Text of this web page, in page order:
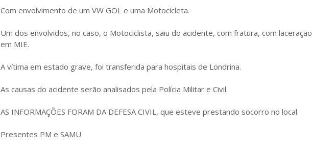
Com envolvimento de um VW GOL e uma Motocicleta.
Um dos envolvidos, no caso, o Motociclista, saiu do acidente, com fratura, com laceração
em MIE.
A vítima em estado grave, foi transferida para hospitais de Londrina.
As causas do acidente serão analisados pela Polícia Militar e Civil.
AS INFORMAÇÕES FORAM DA DEFESA CIVIL, que esteve prestando socorro no local.
Presentes PM e SAMU